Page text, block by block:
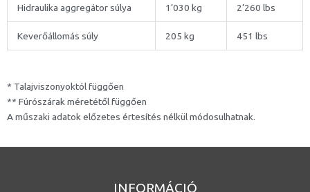
Hidraulika aggregátor súlya 1’030 kg 2’260 lbs
Keverőállomás súly 205 kg 451 lbs
* Talajviszonyoktól függően
** Fúrószárak méretétől függően
A műszaki adatok előzetes értesítés nélkül módosulhatnak.
INFORMÁCIÓ